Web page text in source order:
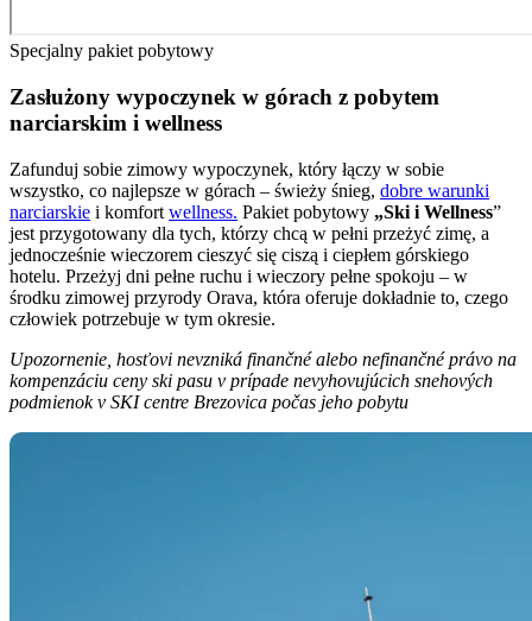
Specjalny pakiet pobytowy
Zasłużony wypoczynek w górach z pobytem
narciarskim i wellness
Zafunduj sobie zimowy wypoczynek, który łączy w sobie
wszystko, co najlepsze w górach – świeży śnieg, dobre warunki
narciarskie i komfort wellness. Pakiet pobytowy „Ski i Wellness”
jest przygotowany dla tych, którzy chcą w pełni przeżyć zimę, a
jednocześnie wieczorem cieszyć się ciszą i ciepłem górskiego
hotelu. Przeżyj dni pełne ruchu i wieczory pełne spokoju – w
środku zimowej przyrody Orava, która oferuje dokładnie to, czego
człowiek potrzebuje w tym okresie.
Upozornenie, hosťovi nevzniká finančné alebo nefinančné právo na
kompenzáciu ceny ski pasu v prípade nevyhovujúcich snehových
podmienok v SKI centre Brezovica počas jeho pobytu